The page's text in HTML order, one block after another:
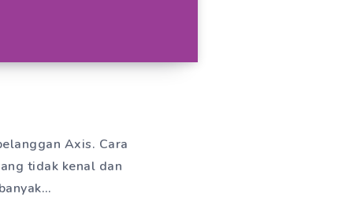
Axis. Cara
tidak kenal dan